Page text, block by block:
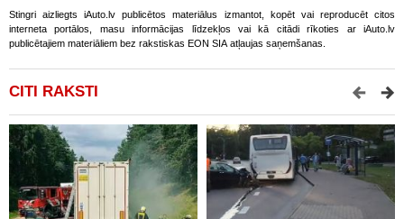
Stingri aizliegts iAuto.lv publicētos materiālus izmantot, kopēt vai reproducēt citos
interneta portālos, masu informācijas līdzekļos vai kā citādi rīkoties ar iAuto.lv
publicētajiem materiāliem bez rakstiskas EON SIA atļaujas saņemšanas.
CITI RAKSTI